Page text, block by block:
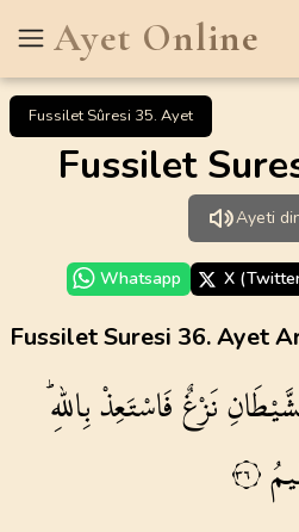
Ayet Online
Fussilet Sûresi 35. Ayet
Fussilet
Ayeti
Whatsapp X
Fussilet Suresi 36. Ayet
نَزْغٌفَاسْتَعِذْبِاللّٰهِۜ
٣٦